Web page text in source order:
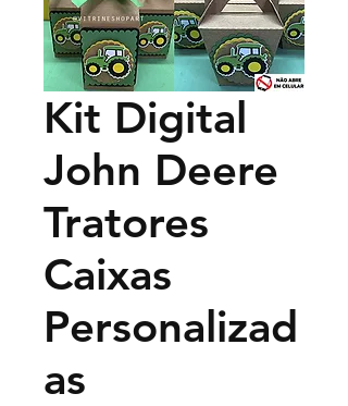
Kit Digital
John Deere
Tratores
Caixas
Personalizad
as